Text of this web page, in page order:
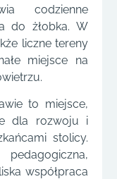
codzienne
do żłobka. W
liczne tereny
miejsce na
to miejsce,
dla rozwoju i
stolicy.
współpraca